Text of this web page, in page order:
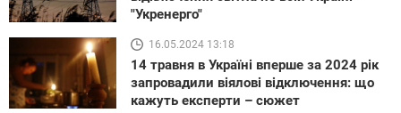
"Укренерго"
16.05.2024 13:18
14 травня в Україні вперше за 2024 рік
запровадили віялові відключення: що
кажуть експерти – сюжет